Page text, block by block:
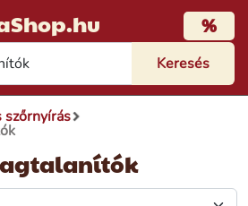
%
szőrnyírás